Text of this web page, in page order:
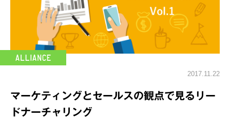
2017.11.22
マーケティングとセールスの観点で見るリー
ドナーチャリング